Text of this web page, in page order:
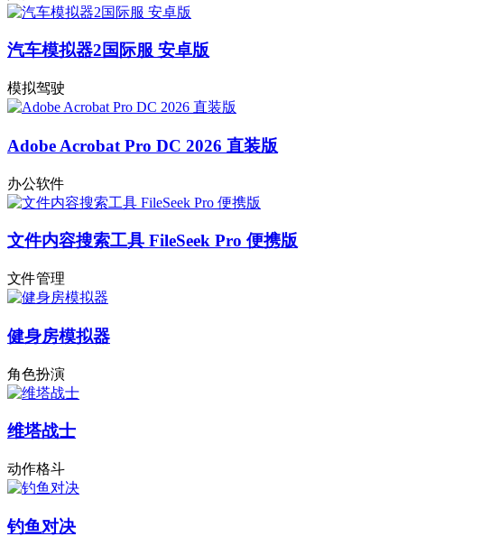
汽车模拟器2国际服 安卓版
模拟驾驶
Adobe Acrobat Pro DC 2026 直装版
办公软件
文件内容搜索工具 FileSeek Pro 便携版
文件管理
健身房模拟器
角色扮演
维塔战士
动作格斗
钓鱼对决